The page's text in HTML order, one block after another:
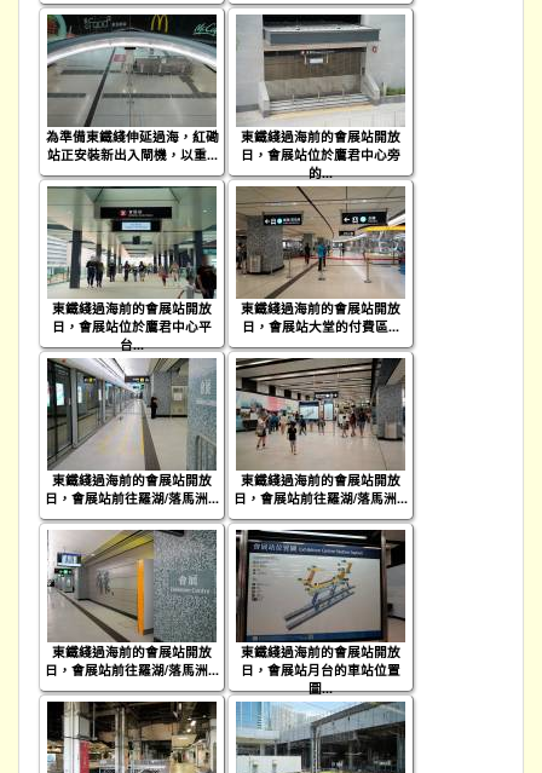
為準備東鐵綫伸延過海，紅磡
站正安裝新出入閘機，以重...
東鐵綫過海前的會展站開放
日，會展站位於鷹君中心旁
的...
東鐵綫過海前的會展站開放
日，會展站位於鷹君中心平
台...
東鐵綫過海前的會展站開放
日，會展站大堂的付費區...
東鐵綫過海前的會展站開放
日，會展站前往羅湖/落馬洲...
東鐵綫過海前的會展站開放
日，會展站前往羅湖/落馬洲...
東鐵綫過海前的會展站開放
日，會展站前往羅湖/落馬洲...
東鐵綫過海前的會展站開放
日，會展站月台的車站位置
圖...